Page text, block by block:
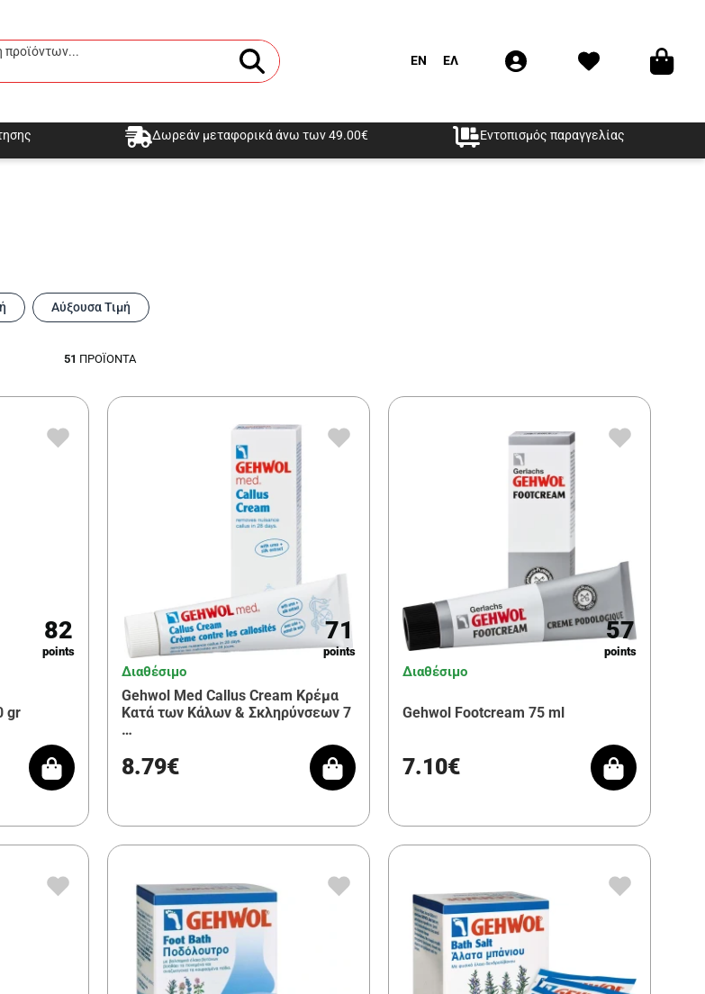
προϊόντων...
EN ΕΛ
Δωρεάν μεταφορικά άνω των 49.00€ Εντοπισμός παραγγελίας
Αναζήτηση
Αύξουσα Τιμή
51 ΠΡΟΪΌΝΤΑ
82
points
gr
71
points
Διαθέσιμο
Gehwol Med Callus Cream Κρέμα
Κατά των Κάλων & Σκληρύνσεων 7
…
8.79€
57
points
Διαθέσιμο
Gehwol Footcream 75 ml
7.10€